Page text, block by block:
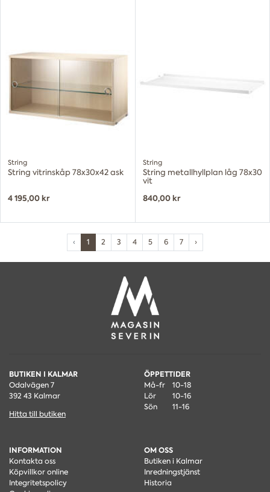
String
String vitrinskåp 78x30x42 ask
4 195,00 kr
String
String metallhyllplan låg 78x30
vit
840,00 kr
‹ 1 2 3 4 5 6 7 ›
BUTIKEN I KALMAR
Odalvägen 7
392 43 Kalmar
Hitta till butiken
ÖPPETTIDER
Må-fr
10-18
Lör
10-16
Sön
11-16
INFORMATION
Kontakta oss
Köpvillkor online
Integritetspolicy
OM OSS
Butiken i Kalmar
Inredningstjänst
Historia